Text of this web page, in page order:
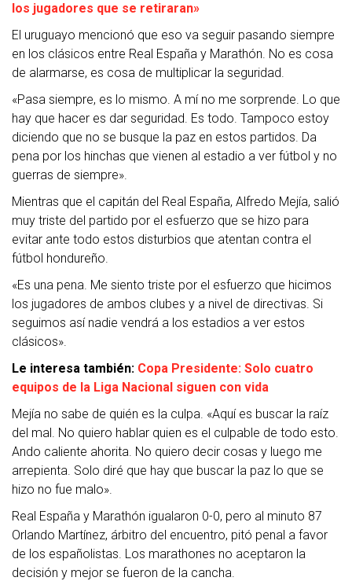
los jugadores que se retiraran»
El uruguayo mencionó que eso va seguir pasando siempre
en los clásicos entre Real España y Marathón. No es cosa
de alarmarse, es cosa de multiplicar la seguridad.
«Pasa siempre, es lo mismo. A mí no me sorprende. Lo que
hay que hacer es dar seguridad. Es todo. Tampoco estoy
diciendo que no se busque la paz en estos partidos. Da
pena por los hinchas que vienen al estadio a ver fútbol y no
guerras de siempre».
Mientras que el capitán del Real España, Alfredo Mejía, salió
muy triste del partido por el esfuerzo que se hizo para
evitar ante todo estos disturbios que atentan contra el
fútbol hondureño.
«Es una pena. Me siento triste por el esfuerzo que hicimos
los jugadores de ambos clubes y a nivel de directivas. Si
seguimos así nadie vendrá a los estadios a ver estos
clásicos».
Le interesa también: Copa Presidente: Solo cuatro
equipos de la Liga Nacional siguen con vida
Mejía no sabe de quién es la culpa. «Aquí es buscar la raíz
del mal. No quiero hablar quien es el culpable de todo esto.
Ando caliente ahorita. No quiero decir cosas y luego me
arrepienta. Solo diré que hay que buscar la paz lo que se
hizo no fue malo».
Real España y Marathón igualaron 0-0, pero al minuto 87
Orlando Martínez, árbitro del encuentro, pitó penal a favor
de los españolistas. Los marathones no aceptaron la
decisión y mejor se fueron de la cancha.